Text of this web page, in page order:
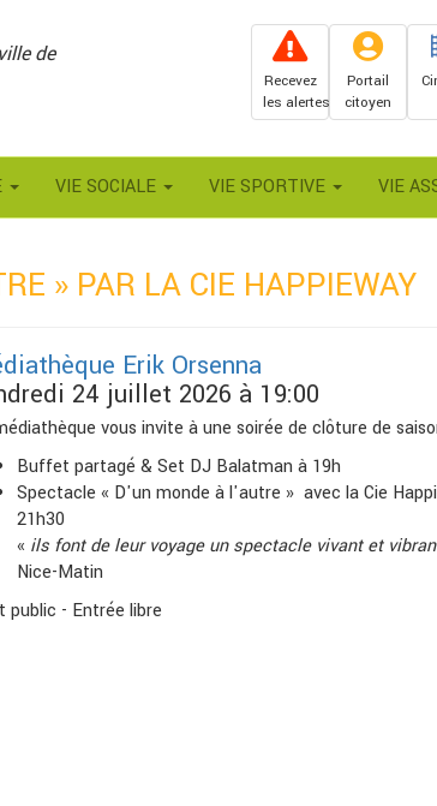
de
Portail
citoyen
Recevez
les alertes
VIE SOCIALE VIE SPORTIVE VIE
» PAR LA CIE HAPPIEWAY
Erik Orsenna
24 juillet 2026 à 19:00
vous invite à une soirée de clôture de
Buffet partagé & Set DJ Balatman à 19h
Spectacle « D'un monde à l'autre » avec la Cie
21h30
« ils font de leur voyage un spectacle vivant et
Nice-Matin
public - Entrée libre